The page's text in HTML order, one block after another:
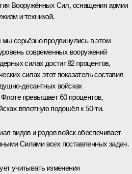
Вооружённых Сил, оснащения армии
и техникой.
серьёзно продвинулись в этом
современных вооружений
силах достиг 82 процентов,
силах этот показатель составил
войсках
превышает 60 процентов,
вплотную подошёл к 50‑ти.
видов и родов войск обеспечивает
Силами всех поставленных задач.
учитывать изменения